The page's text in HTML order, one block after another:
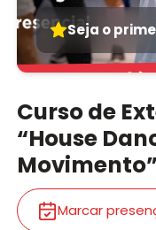
Seja o
Curso de
“House
Movimento”
Marcar